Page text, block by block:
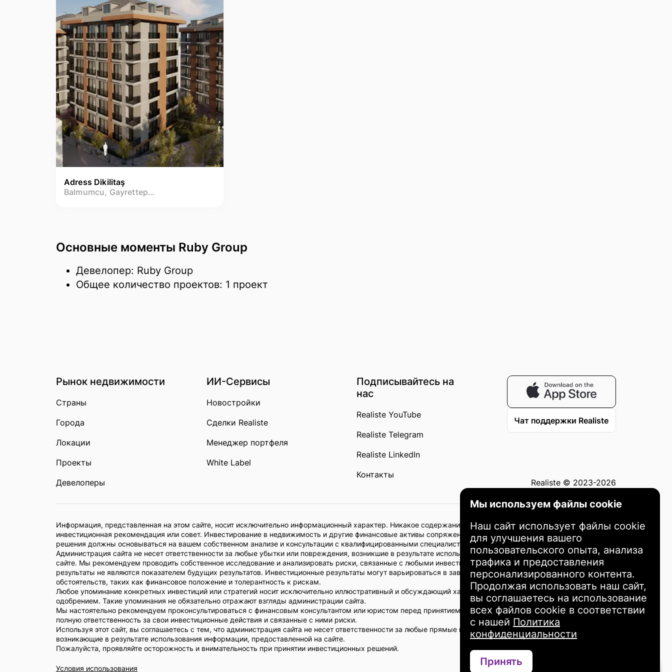
Мы используем файлы cookie
Наш сайт использует файлы cookie
для улучшения вашего
пользовательского опыта, анализа
трафика и предоставления
персонализированного контента.
Продолжая использовать наш сайт,
вы соглашаетесь на использование
всех файлов cookie в соответствии
с нашей Политика
конфиденциальности
Принять
Adress Dikilitaş
Balmumcu, Gayrettepe, Dikilitaş Mh.
Основные моменты Ruby Group
Девелопер: Ruby Group
Общее количество проектов: 1 проект
Рынок недвижимости
Страны
Города
Локации
Проекты
Девелоперы
ИИ-Сервисы
Новостройки
Сделки Realiste
Менеджер портфеля
White Label
Подписывайтесь на
нас
Realiste YouTube
Realiste Telegram
Realiste LinkedIn
Контакты
Чат поддержки Realiste
Realiste © 2023-2026
Информация, представленная на этом сайте, носит исключительно информационный характер. Никакое содержание не должно рассматриваться как
инвестиционная рекомендация или совет. Инвестирование в недвижимость и другие финансовые активы сопряжено с рисками, и все инвестиционные
решения должны основываться на вашем собственном анализе и консультации с квалифицированными специалистами.
Администрация сайта не несет ответственности за любые убытки или повреждения, возникшие в результате использования информации, предоставленной на
сайте. Мы рекомендуем проводить собственное исследование и анализировать риски, связанные с любыми инвестиционными решениями. Прошлые
результаты не являются показателем будущих результатов. Инвестиционные результаты могут варьироваться в зависимости от индивидуальных
обстоятельств, таких как финансовое положение и толерантность к рискам.
Любое упоминание конкретных инвестиций или стратегий носит исключительно иллюстративный и обсуждающий характер и не является рекомендацией или
одобрением. Такие упоминания не обязательно отражают взгляды администрации сайта.
Мы настоятельно рекомендуем проконсультироваться с финансовым консультантом или юристом перед принятием инвестиционных решений. Вы несете
полную ответственность за свои инвестиционные действия и связанные с ними риски.
Используя этот сайт, вы соглашаетесь с тем, что администрация сайта не несет ответственности за любые прямые или косвенные убытки или повреждения,
возникающие в результате использования информации, предоставленной на сайте.
Пожалуйста, проявляйте осторожность и внимательность при принятии инвестиционных решений.
Условия использования